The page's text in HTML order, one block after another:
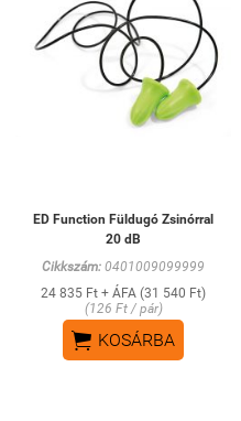
ED Function Füldugó Zsinórral
20 dB
Cikkszám: 0401009099999
24 835 Ft + ÁFA (31 540 Ft)
(126 Ft / pár)
 KOSÁRBA